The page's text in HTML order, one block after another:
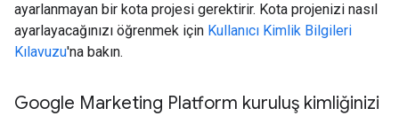
ayarlanmayan bir kota projesi gerektirir. Kota projenizi nasıl
ayarlayacağınızı öğrenmek için Kullanıcı Kimlik Bilgileri
Kılavuzu'na bakın.
Google Marketing Platform kuruluş kimliğinizi